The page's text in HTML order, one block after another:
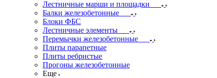
Лестничные марши и площадки
Балки железобетонные
Блоки ФБС
Лестничные элементы
Перемычки железобетонные
Плиты парапетные
Плиты ребристые
Прогоны железобетонные
Еще